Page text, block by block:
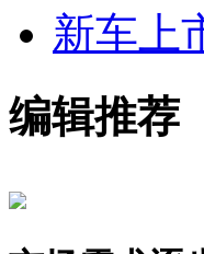
新车上
编辑推荐